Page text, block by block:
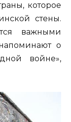
которое
стены.
важными
о
войне»,